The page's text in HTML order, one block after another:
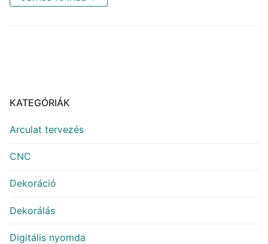
KATEGÓRIÁK
Arculat tervezés
CNC
Dekoráció
Dekorálás
Digitális nyomda